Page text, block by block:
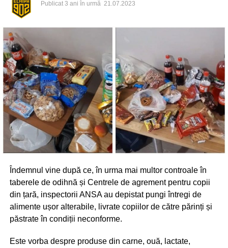
Publicat 3 ani în urmă 21.07.2023
Îndemnul vine după ce, în urma mai multor controale în
taberele de odihnă și Centrele de agrement pentru copii
din țară, inspectorii ANSA au depistat pungi întregi de
alimente ușor alterabile, livrate copiilor de către părinți și
păstrate în condiții neconforme.
Este vorba despre produse din carne, ouă, lactate,